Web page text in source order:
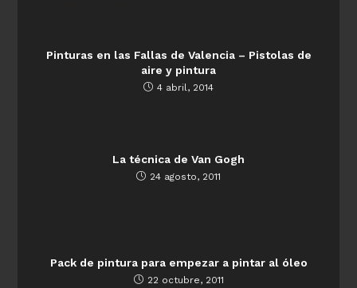
Pinturas en las Fallas de Valencia – Pistolas de
aire y pintura
4 abril, 2014
La técnica de Van Gogh
24 agosto, 2011
Pack de pintura para empezar a pintar al óleo
22 octubre, 2011